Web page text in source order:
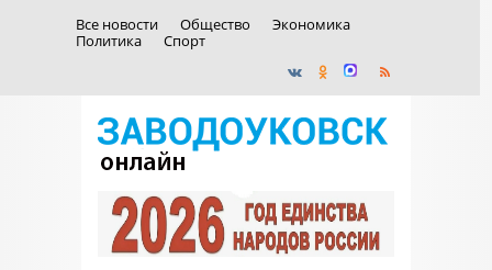
Все новости Общество
Экономика
Политика
Спорт